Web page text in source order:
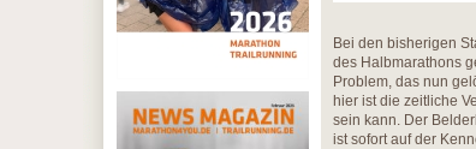
Bei den bisherigen
des Halbmarathons
Problem, das nun
hier ist die zeitliche
sein kann. Der
ist sofort auf der